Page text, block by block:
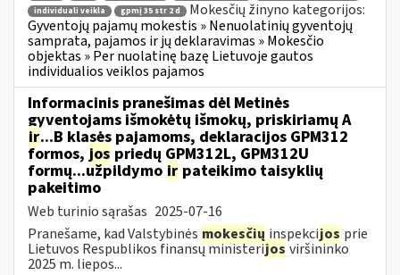
individuali veikla
gpmį 35 str 2 d
Mokesčių žinyno kategorijos:
Gyventojų pajamų mokestis » Nenuolatinių gyventojų
samprata, pajamos ir jų deklaravimas » Mokesčio
objektas » Per nuolatinę bazę Lietuvoje gautos
individualios veiklos pajamos
Informacinis pranešimas dėl Metinės
gyventojams išmokėtų išmokų, priskiriamų A
ir...B klasės pajamoms, deklaracijos GPM312
formos, jos priedų GPM312L, GPM312U
formų...užpildymo ir pateikimo taisyklių
pakeitimo
Web turinio sąrašas 2025-07-16
Pranešame, kad Valstybinės mokesčių inspekcijos prie
Lietuvos Respublikos finansų ministerijos viršininko
2025 m. liepos...